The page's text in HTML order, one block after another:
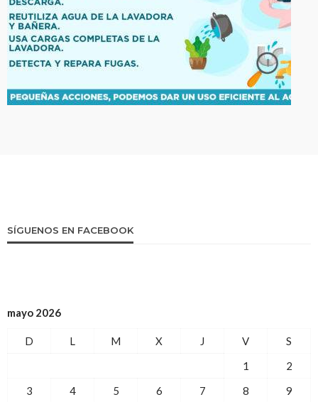
SÍGUENOS EN FACEBOOK
mayo 2026
D L M X J V
S
1
2
3
4 5 6 7 8
9